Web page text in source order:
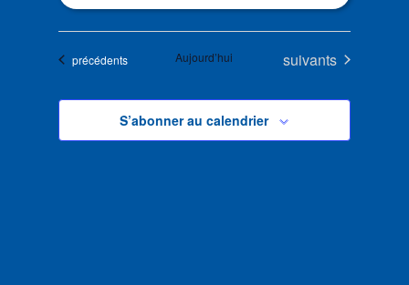
Évènements
précédents Aujourd’hui Évènements
suivants
S’abonner au calendrier